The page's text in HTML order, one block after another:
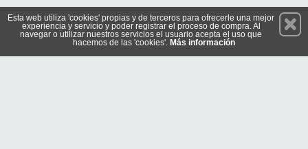
Suscríbete
Esta web utiliza 'cookies' propias y de terceros para ofrecerle una mejor
experiencia y servicio y poder registrar el proceso de compra. Al
navegar o utilizar nuestros servicios el usuario acepta el uso que
hacemos de las 'cookies'. Más información